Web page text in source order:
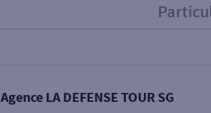
Une agence Un
Agence LA DEFENSE TOUR SG